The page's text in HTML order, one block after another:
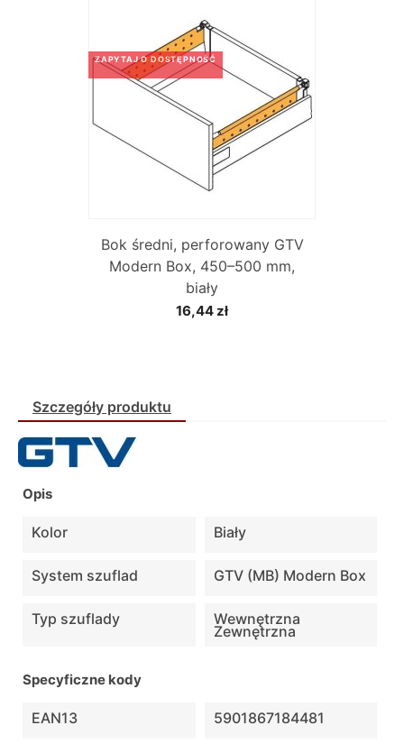
Bok średni, perforowany GTV
Modern Box, 450–500 mm,
biały
16,44 zł
ZAPYTAJ O DOSTĘPNOŚĆ
Szczegóły produktu
Opis
Kolor Biały
System szuflad GTV (MB) Modern Box
Typ szuflady Wewnętrzna
Zewnętrzna
Specyficzne kody
EAN13 5901867184481